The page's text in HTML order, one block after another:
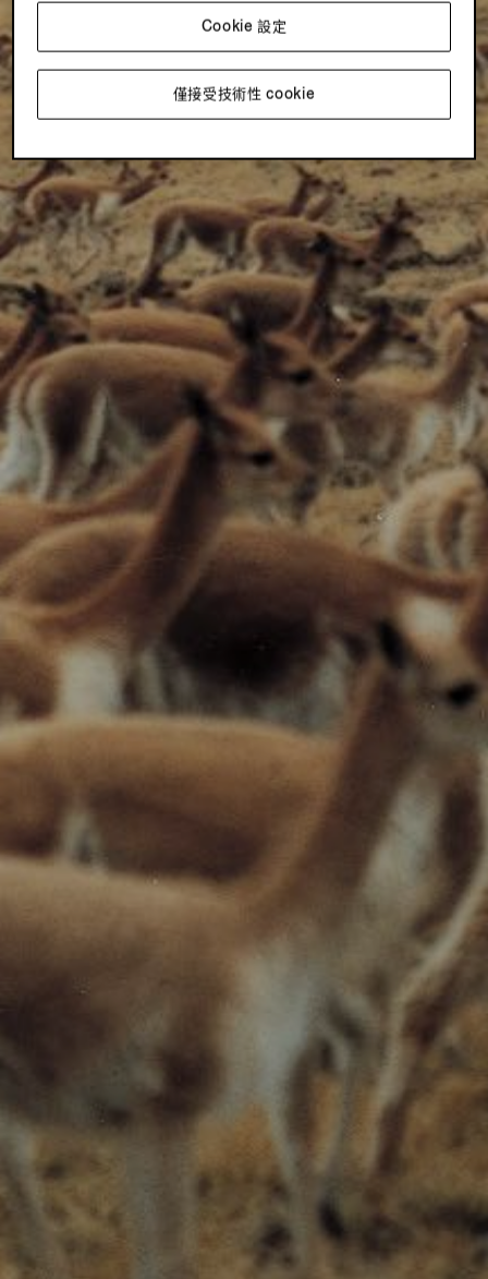
僅接受技術性 cookie
Cookie 設定